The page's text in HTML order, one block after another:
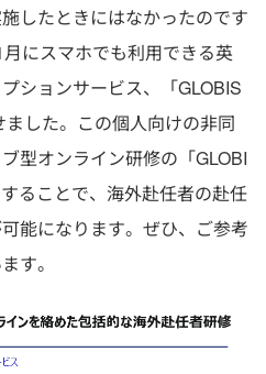
したときにはなかったのです
にスマホでも利用できる英
ションサービス、「GLOBIS
した。この個人向けの非同
型オンライン研修の「GLOBI
ることで、海外赴任者の赴任
能になります。ぜひ、ご参考
す。